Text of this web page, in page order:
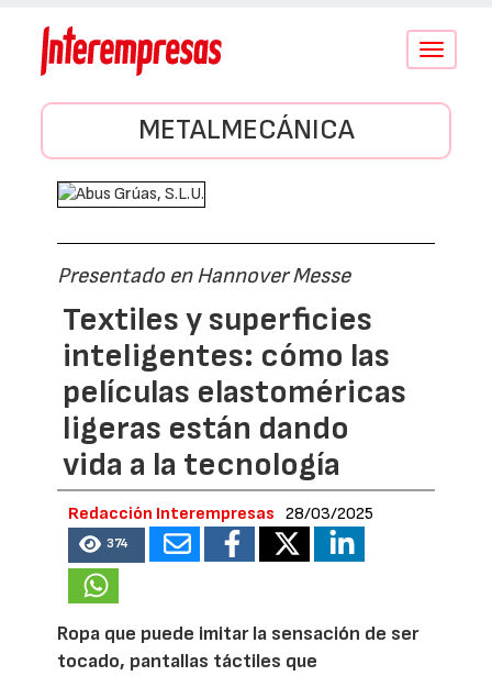
Conmutar
METALMECÁNICA
Presentado en Hannover Messe
Textiles y superficies
inteligentes: cómo las
películas elastoméricas
ligeras están dando
vida a la tecnología
Redacción Interempresas 28/03/2025
374
Ropa que puede imitar la sensación de ser
tocado, pantallas táctiles que